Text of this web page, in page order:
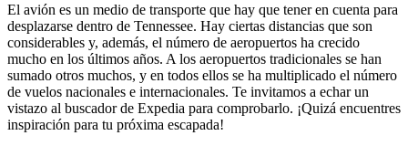
El avión es un medio de transporte que hay que tener en cuenta para
desplazarse dentro de Tennessee. Hay ciertas distancias que son
considerables y, además, el número de aeropuertos ha crecido
mucho en los últimos años. A los aeropuertos tradicionales se han
sumado otros muchos, y en todos ellos se ha multiplicado el número
de vuelos nacionales e internacionales. Te invitamos a echar un
vistazo al buscador de Expedia para comprobarlo. ¡Quizá encuentres
inspiración para tu próxima escapada!